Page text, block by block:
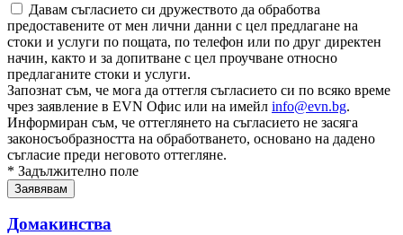
Давам съгласието си дружеството да обработва
предоставените от мен лични данни с цел предлагане на
стоки и услуги по пощата, по телефон или по друг директен
начин, както и за допитване с цел проучване относно
предлаганите стоки и услуги.
Запознат съм, че мога да оттегля съгласието си по всяко време
чрез заявление в EVN Офис или на имейл info@evn.bg.
Информиран съм, че оттеглянето на съгласието не засяга
законосъобразността на обработването, основано на дадено
съгласие преди неговото оттегляне.
* Задължително поле
Домакинства